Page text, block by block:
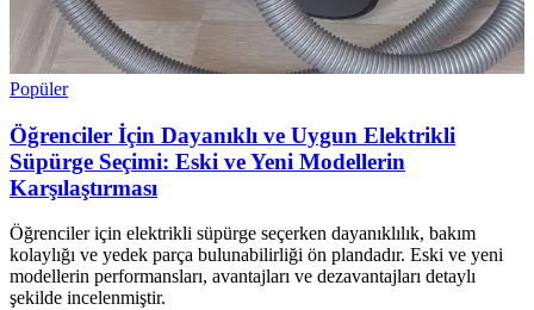
Popüler
Öğrenciler İçin Dayanıklı ve Uygun Elektrikli
Süpürge Seçimi: Eski ve Yeni Modellerin
Karşılaştırması
Öğrenciler için elektrikli süpürge seçerken dayanıklılık, bakım
kolaylığı ve yedek parça bulunabilirliği ön plandadır. Eski ve yeni
modellerin performansları, avantajları ve dezavantajları detaylı
şekilde incelenmiştir.